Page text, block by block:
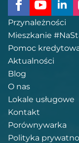
Przynależności
Mieszkanie
Pomoc
Aktualności
Blog
O nas
Lokale usługowe
Kontakt
Porównywarka
Polityka